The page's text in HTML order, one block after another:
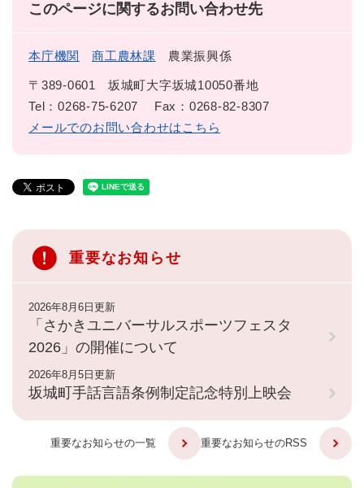
このページに関するお問い合わせ先
本庁機関 商工農林課 農業振興係
〒389-0601
坂城町大字坂城10050番地
Tel：0268-75-6207
Fax：0268-82-8307
メールでのお問い合わせはこちら
重要なお知らせ
2026年8月6日更新
「さかきユニバーサルスポーツフェスタ
2026」の開催について
2026年8月5日更新
坂城町手話言語条例制定記念特別上映会
重要なお知らせの一覧 重要なお知らせのRSS